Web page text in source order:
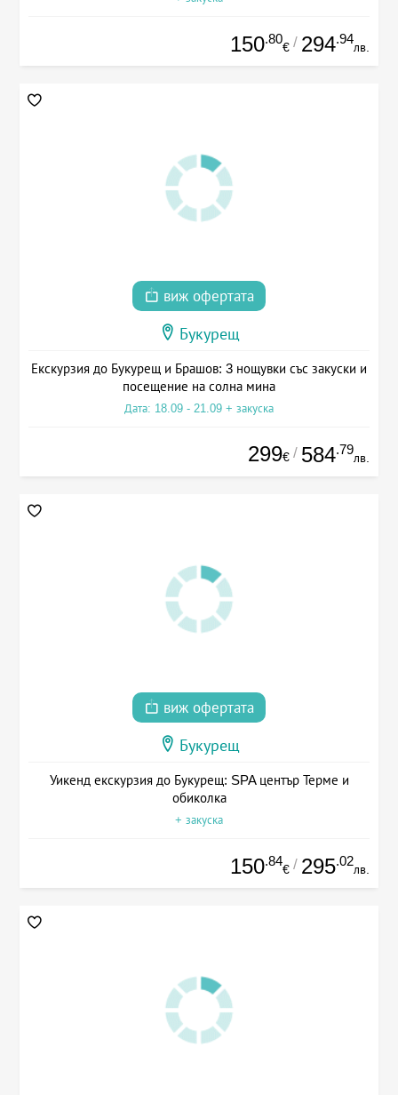
150.80
€ / 294.94
лв.
виж офертата
Букурещ
Екскурзия до Букурещ и Брашов: 3 нощувки със закуски и
посещение на солна мина
Дата: 18.09 - 21.09 + закуска
299€ / 584.79
лв.
виж офертата
Букурещ
Уикенд екскурзия до Букурещ: SPA център Терме и
обиколка
+ закуска
150.84
€ / 295.02
лв.